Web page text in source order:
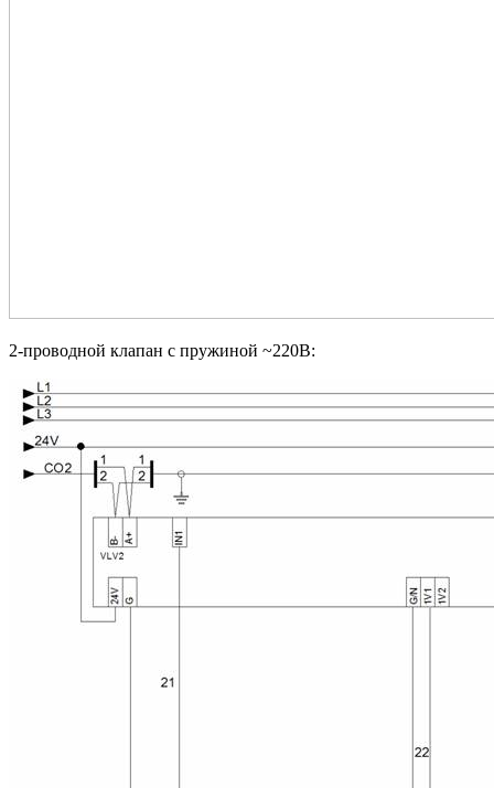
2-проводной клапан с пружиной ~220В: